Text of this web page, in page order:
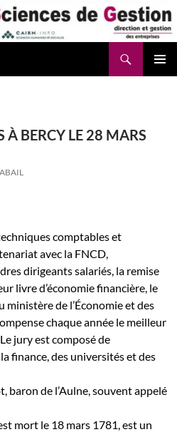
À BERCY LE 28 MARS
comptables et
avec la FNCD,
dirigeants salariés, la remise
livre d’économie financière, le
ministère de l’Économie et des
chaque année le meilleur
jury est composé de
finance, des universités et des
baron de l’Aulne, souvent appelé
mort le 18 mars 1781, est un